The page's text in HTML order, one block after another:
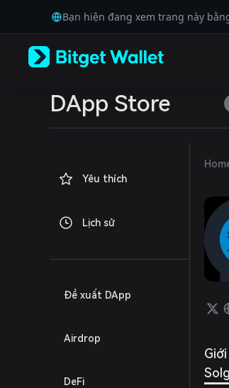
Tiếng Việt
Русский
Español (Latinoamérica)
Português (Portugal)
Bahasa Indonesia
Español (Argentina)
Bạn hiện đang xem trang này
DApp Store
Yêu thích
Lịch sử
Đề xuất DApp
Airdrop
DeFi